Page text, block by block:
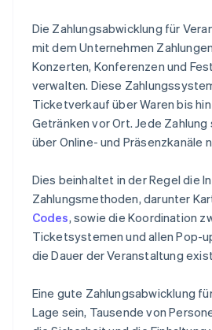
Die Zahlungsabwicklung für
mit dem Unternehmen
Konzerten, Konferenzen und
verwalten. Diese
Ticketverkauf über Waren bis
Getränken vor Ort. Jede
über Online- und Präsenzkanäle
Dies beinhaltet in der Regel die
Zahlungsmethoden, darunter
Codes, sowie die Koordination
Ticketsystemen und allen Pop-
die Dauer der Veranstaltung
Eine gute Zahlungsabwicklung
Lage sein, Tausende von